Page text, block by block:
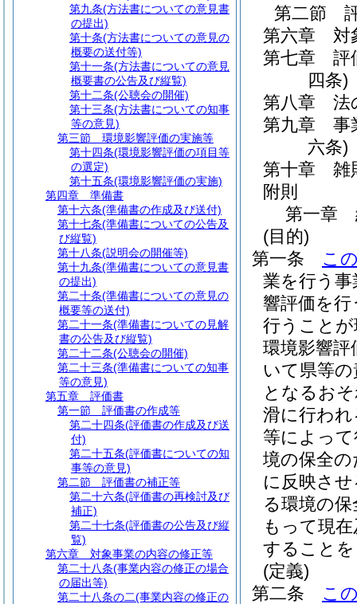
第二節
第六章
対
第七章
評
四条)
第八章
法
第九章
事
六条)
第十章
雑
附則
第一章
(目的)
第一条
こ
業を行う
響評価を
行うこと
環境影響
いて県等
となるお
滑に行わ
等によっ
境の保全
に反映さ
る環境の
もって現
すること
(定義)
第二条
こ
第九条(方法書についての意見書
の提出)
第十条(方法書についての意見の
概要の送付等)
第十一条(方法書についての意見
概要書の公告及び縦覧)
第十二条(公聴会の開催)
第十三条(方法書についての知事
等の意見)
第三節
環境影響評価の実施等
第十四条(環境影響評価の項目等
の選定)
第十五条(環境影響評価の実施)
第四章
準備書
第十六条(準備書の作成及び送付)
第十七条(準備書についての公告及
び縦覧)
第十八条(説明会の開催等)
第十九条(準備書についての意見書
の提出)
第二十条(準備書についての意見の
概要等の送付)
第二十一条(準備書についての見解
書の公告及び縦覧)
第二十二条(公聴会の開催)
第二十三条(準備書についての知事
等の意見)
第五章
評価書
第一節
評価書の作成等
第二十四条(評価書の作成及び送
付)
第二十五条(評価書についての知
事等の意見)
第二節
評価書の補正等
第二十六条(評価書の再検討及び
補正)
第二十七条(評価書の公告及び縦
覧)
第六章
対象事業の内容の修正等
第二十八条(事業内容の修正の場合
の届出等)
第二十八条の二(事業内容の修正の